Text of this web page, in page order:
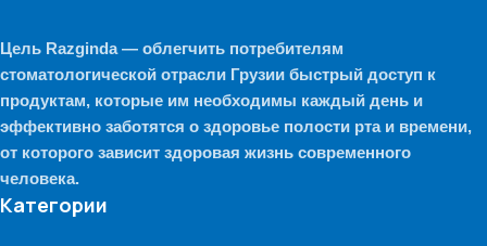
Цель Razginda — облегчить потребителям
стоматологической отрасли Грузии быстрый доступ к
продуктам, которые им необходимы каждый день и
эффективно заботятся о здоровье полости рта и времени,
от которого зависит здоровая жизнь современного
человека.
Категории